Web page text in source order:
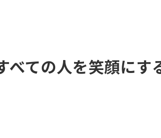
べての人を笑顔にす